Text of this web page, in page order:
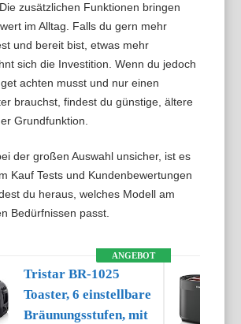
zusätzlichen Funktionen bringen
im Alltag. Falls du gern mehr
und bereit bist, etwas mehr
sich die Investition. Wenn du jedoch
achten musst und nur einen
brauchst, findest du günstige, ältere
Grundfunktion.
der großen Auswahl unsicher, ist es
Kauf Tests und Kundenbewertungen
du heraus, welches Modell am
Bedürfnissen passt.
ANGEBOT
Tristar BR-1025
Toaster, 6 einstellbare
Bräunungsstufen, mit